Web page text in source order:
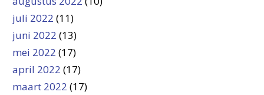
juli 2022 (11)
juni 2022 (13)
mei 2022 (17)
april 2022 (17)
maart 2022 (17)